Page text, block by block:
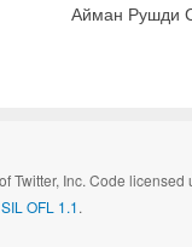
Айман Рушди
Twitter, Inc. Code licensed
SIL OFL 1.1.